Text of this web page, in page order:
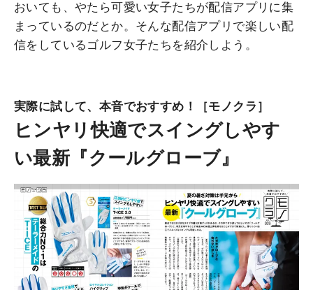
おいても、やたら可愛い女子たちが配信アプリに集
まっているのだとか。そんな配信アプリで楽しい配
信をしているゴルフ女子たちを紹介しよう。
実際に試して、本音でおすすめ！［モノクラ］
ヒンヤリ快適でスイングしやす
い最新『クールグローブ』